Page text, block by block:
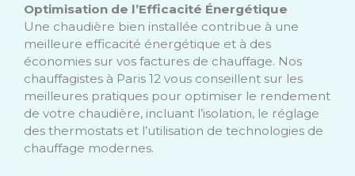
Optimisation de l’Efficacité Énergétique
Une chaudière bien installée contribue à une
meilleure efficacité énergétique et à des
économies sur vos factures de chauffage. Nos
chauffagistes à Paris 12 vous conseillent sur les
meilleures pratiques pour optimiser le rendement
de votre chaudière, incluant l’isolation, le réglage
des thermostats et l’utilisation de technologies de
chauffage modernes.